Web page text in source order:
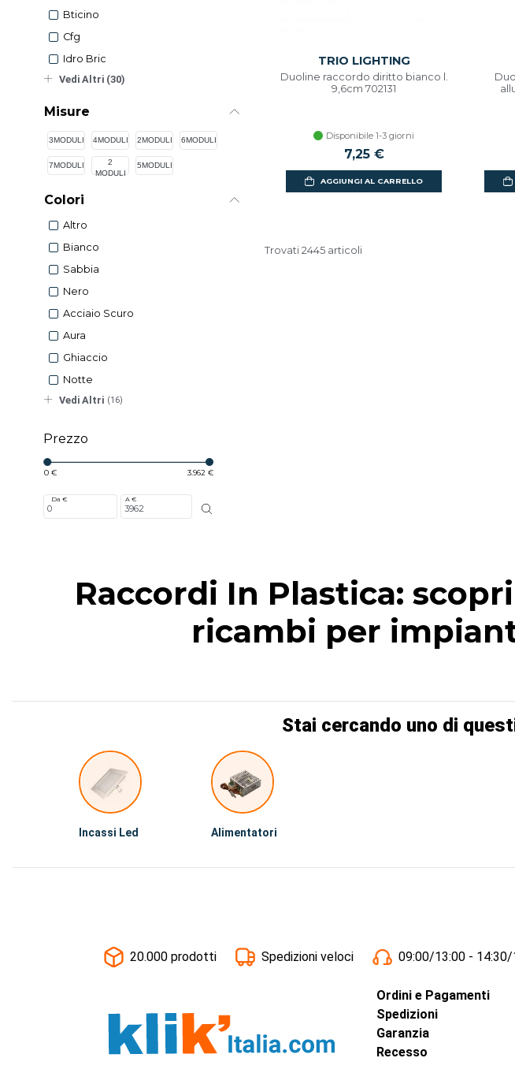
Bticino
Cfg
Idro Bric
Vedi Altri (30)
Misure
3MODULI 4MODULI 2MODULI 6MODULI
7MODULI
2
MODULI
5MODULI
Colori
Altro
Bianco
Sabbia
Nero
Acciaio Scuro
Aura
Ghiaccio
Notte
Vedi Altri (16)
Prezzo
0 € 3.962 €
Da € A €
TRIO LIGHTING
Duoline raccordo diritto bianco l.
9,6cm 702131
Disponibile 1-3 giorni
7,25 €
AGGIUNGI AL CARRELLO
Trovati 2445 articoli
Raccordi In Plastica:
ricambi per
Stai cercando uno di
Incassi Led Alimentatori
20.000 prodotti Spedizioni veloci 09:00/13:00 - 14:30/
Ordini e Pagamenti
Spedizioni
Garanzia
Recesso